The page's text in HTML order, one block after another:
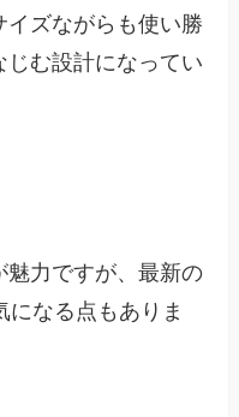
イズながらも使い勝
む設計になってい
魅力ですが、最新の
になる点もありま